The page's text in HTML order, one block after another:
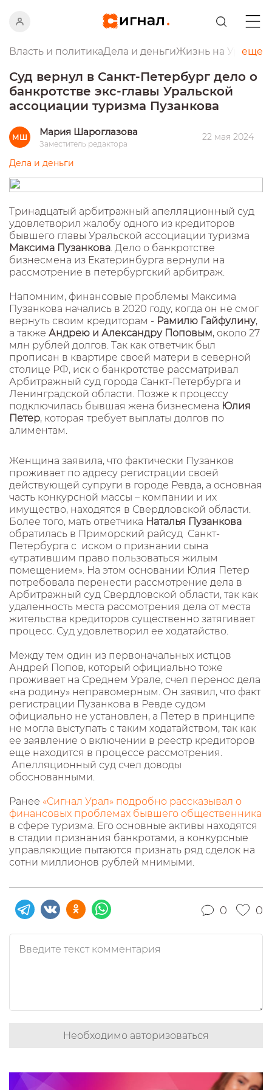
Власть и политикаДела и деньгиЖизнь на Урале
еще
Суд вернул в Санкт-Петербург дело о
банкротстве экс-главы Уральской
ассоциации туризма Пузанкова
МШ Мария Шароглазова
Заместитель редактора
22 мая 2024
Дела и деньги
Тринадцатый арбитражный апелляционный суд
удовлетворил жалобу одного из кредиторов
бывшего главы Уральской ассоциации туризма
Максима Пузанкова. Дело о банкротстве
бизнесмена из Екатеринбурга вернули на
рассмотрение в петербургский арбитраж.
Напомним, финансовые проблемы Максима
Пузанкова начались в 2020 году, когда он не смог
вернуть своим кредиторам - Рамилю Гайфулину,
а также Андрею и Александру Поповым, около 27
млн рублей долгов. Так как ответчик был
прописан в квартире своей матери в северной
столице РФ, иск о банкротстве рассматривал
Арбитражный суд города Санкт-Петербурга и
Ленинградской области. Позже к процессу
подключилась бывшая жена бизнесмена Юлия
Петер, которая требует выплаты долгов по
алиментам.
Женщина заявила, что фактически Пузанков
проживает по адресу регистрации своей
действующей супруги в городе Ревда, а основная
часть конкурсной массы – компании и их
имущество, находятся в Свердловской области.
Более того, мать ответчика Наталья Пузанкова
обратилась в Приморский райсуд Санкт-
Петербурга с иском о признании сына
«утратившим право пользоваться жилым
помещением». На этом основании Юлия Петер
потребовала перенести рассмотрение дела в
Арбитражный суд Свердловской области, так как
удаленность места рассмотрения дела от места
жительства кредиторов существенно затягивает
процесс. Суд удовлетворил ее ходатайство.
Между тем один из первоначальных истцов
Андрей Попов, который официально тоже
проживает на Среднем Урале, счел перенос дела
«на родину» неправомерным. Он заявил, что факт
регистрации Пузанкова в Ревде судом
официально не установлен, а Петер в принципе
не могла выступать с таким ходатайством, так как
ее заявление о включении в реестр кредиторов
еще находится в процессе рассмотрения.
Апелляционный суд счел доводы
обоснованными.
Ранее «Сигнал Урал» подробно рассказывал о
финансовых проблемах бывшего общественника
в сфере туризма. Его основные активы находятся
в стадии признания банкротами, а конкурсные
управляющие пытаются признать ряд сделок на
сотни миллионов рублей мнимыми.
0 0
Необходимо авторизоваться